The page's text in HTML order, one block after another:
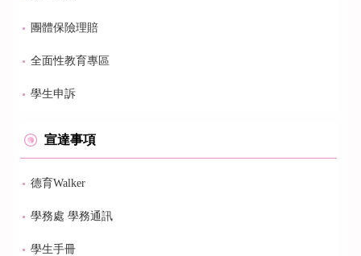
團體保險理賠
全面性教育專區
學生申訴
宣達事項
德育Walker
學務處 學務通訊
學生手冊